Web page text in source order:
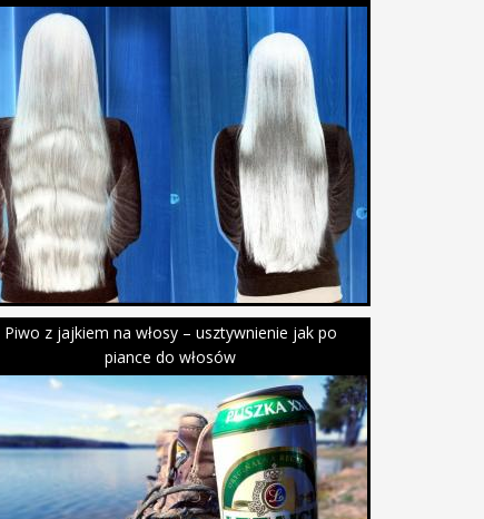
Piwo z jajkiem na włosy – usztywnienie jak po
piance do włosów